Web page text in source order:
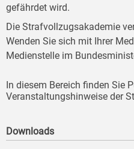
gefährdet wird.
Die Strafvollzugsakademie
Wenden Sie sich mit Ihrer
Medienstelle im
In diesem Bereich finden Sie
Veranstaltungshinweise der
Downloads